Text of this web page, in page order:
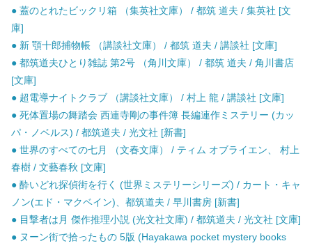
● 蓋のとれたビックリ箱 （集英社文庫） / 都筑 道夫 / 集英社 [文
庫]
● 新 顎十郎捕物帳 （講談社文庫） / 都筑 道夫 / 講談社 [文庫]
● 都筑道夫ひとり雑誌 第2号 （角川文庫） / 都筑 道夫 / 角川書店
[文庫]
● 超電導ナイトクラブ （講談社文庫） / 村上 龍 / 講談社 [文庫]
● 死体置場の舞踏会 西連寺剛の事件簿 長編連作ミステリー (カッ
パ・ノベルス) / 都筑道夫 / 光文社 [新書]
● 世界のすべての七月 （文春文庫） / ティム オブライエン、 村上
春樹 / 文藝春秋 [文庫]
● 酔いどれ探偵街を行く (世界ミステリーシリーズ) / カート・キャ
ノン(エド・マクベイン)、都筑道夫 / 早川書房 [新書]
● 目撃者は月 傑作推理小説 (光文社文庫) / 都筑道夫 / 光文社 [文庫]
● ヌーン街で拾ったもの 5版 (Hayakawa pocket mystery books